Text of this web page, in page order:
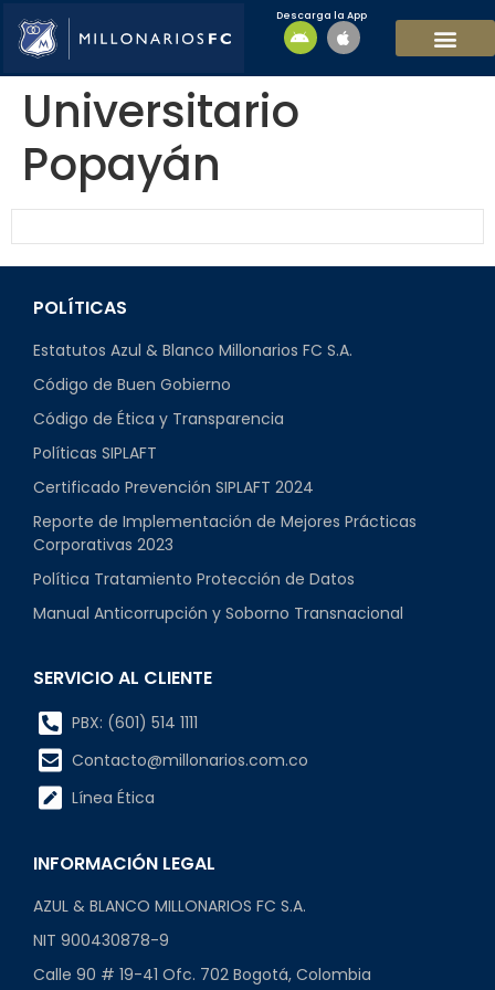
Descarga la App
Universitario
Popayán
POLÍTICAS
Estatutos Azul & Blanco Millonarios FC S.A.
Código de Buen Gobierno
Código de Ética y Transparencia
Políticas SIPLAFT
Certificado Prevención SIPLAFT 2024
Reporte de Implementación de Mejores Prácticas
Corporativas 2023
Política Tratamiento Protección de Datos
Manual Anticorrupción y Soborno Transnacional
SERVICIO AL CLIENTE
PBX: (601) 514 1111
Contacto@millonarios.com.co
Línea Ética
INFORMACIÓN LEGAL
AZUL & BLANCO MILLONARIOS FC S.A.
NIT 900430878-9
Calle 90 # 19-41 Ofc. 702 Bogotá, Colombia